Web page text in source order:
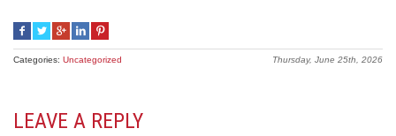
Thursday, June 25th, 2026
Categories: Uncategorized
LEAVE A REPLY